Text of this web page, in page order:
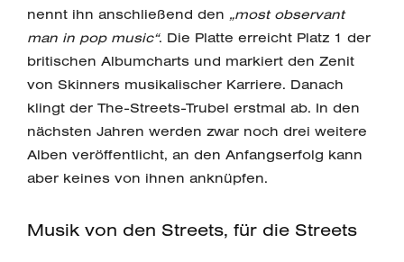
nennt ihn anschließend den „most observant
man in pop music“. Die Platte erreicht Platz 1 der
britischen Albumcharts und markiert den Zenit
von Skinners musikalischer Karriere. Danach
klingt der The-Streets-Trubel erstmal ab. In den
nächsten Jahren werden zwar noch drei weitere
Alben veröffentlicht, an den Anfangserfolg kann
aber keines von ihnen anknüpfen.
Musik von den Streets, für die Streets